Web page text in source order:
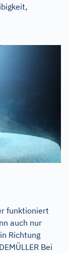
funktioniert
auch nur
Richtung
Bei